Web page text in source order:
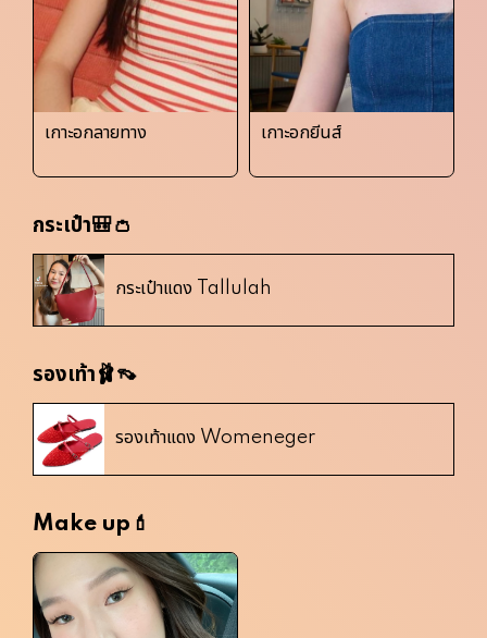
เกาะอกลายทาง เกาะอกยีนส์
กระเป๋า🎒👛
กระเป๋าแดง Tallulah
รองเท้า🩰👡
รองเท้าแดง Womeneger
Make up💄